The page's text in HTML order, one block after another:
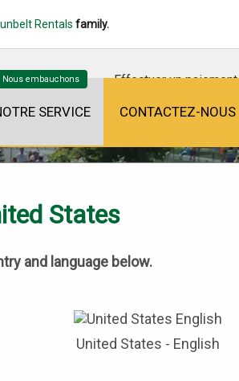
Rentals family.
Effectuer un paiement
SERVICE CONTACTEZ-NOUS
States
and language below.
United States - English